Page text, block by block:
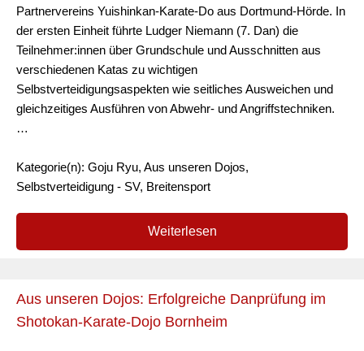
Partnervereins Yuishinkan-Karate-Do aus Dortmund-Hörde. In
der ersten Einheit führte Ludger Niemann (7. Dan) die
Teilnehmer:innen über Grundschule und Ausschnitten aus
verschiedenen Katas zu wichtigen
Selbstverteidigungsaspekten wie seitliches Ausweichen und
gleichzeitiges Ausführen von Abwehr- und Angriffstechniken.
…
Kategorie(n): Goju Ryu, Aus unseren Dojos,
Selbstverteidigung - SV, Breitensport
Weiterlesen
Aus unseren Dojos: Erfolgreiche Danprüfung im
Shotokan-Karate-Dojo Bornheim